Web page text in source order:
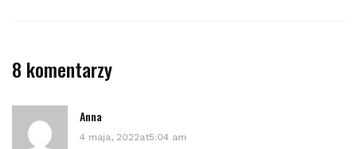
8 komentarzy
Anna
4 maja, 2022at5:04 am